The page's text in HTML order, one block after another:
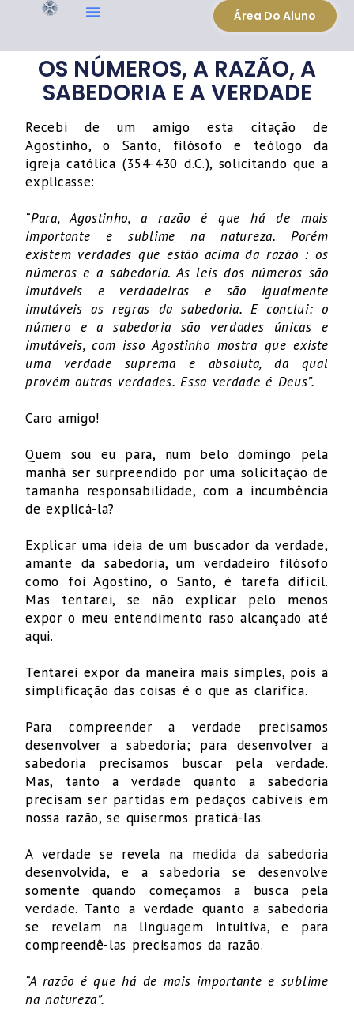
Área Do Aluno
OS NÚMEROS, A RAZÃO, A
SABEDORIA E A VERDADE
Recebi de um amigo esta citação de
Agostinho, o Santo, filósofo e teólogo da
igreja católica (354-430 d.C.), solicitando que a
explicasse:
“Para, Agostinho, a razão é que há de mais
importante e sublime na natureza. Porém
existem verdades que estão acima da razão : os
números e a sabedoria. As leis dos números são
imutáveis e verdadeiras e são igualmente
imutáveis as regras da sabedoria. E conclui: o
número e a sabedoria são verdades únicas e
imutáveis, com isso Agostinho mostra que existe
uma verdade suprema e absoluta, da qual
provém outras verdades. Essa verdade é Deus”.
Caro amigo!
Quem sou eu para, num belo domingo pela
manhã ser surpreendido por uma solicitação de
tamanha responsabilidade, com a incumbência
de explicá-la?
Explicar uma ideia de um buscador da verdade,
amante da sabedoria, um verdadeiro filósofo
como foi Agostino, o Santo, é tarefa difícil.
Mas tentarei, se não explicar pelo menos
expor o meu entendimento raso alcançado até
aqui.
Tentarei expor da maneira mais simples, pois a
simplificação das coisas é o que as clarifica.
Para compreender a verdade precisamos
desenvolver a sabedoria; para desenvolver a
sabedoria precisamos buscar pela verdade.
Mas, tanto a verdade quanto a sabedoria
precisam ser partidas em pedaços cabíveis em
nossa razão, se quisermos praticá-las.
A verdade se revela na medida da sabedoria
desenvolvida, e a sabedoria se desenvolve
somente quando começamos a busca pela
verdade. Tanto a verdade quanto a sabedoria
se revelam na linguagem intuitiva, e para
compreendê-las precisamos da razão.
“A razão é que há de mais importante e sublime
na natureza”.